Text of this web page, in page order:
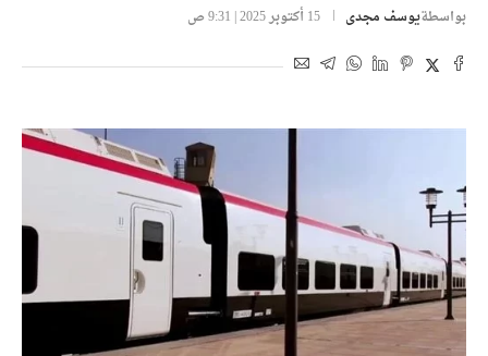
بواسطةيوسف مجدى 15 أكتوبر 2025 | 9:31 ص